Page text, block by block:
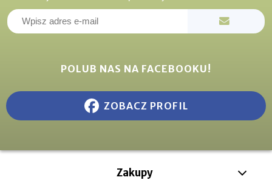
POLUB NAS NA FACEBOOKU!
ZOBACZ PROFIL
Zakupy